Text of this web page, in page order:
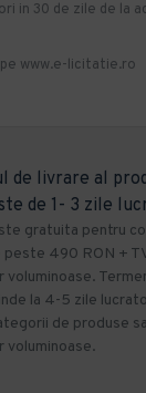
in 30 de zile de la
www.e-licitatie.ro
de livrare al
de 1- 3 zile
gratuita pentru
peste 490 RON +
voluminoase.
la 4-5 zile
de produse
voluminoase.